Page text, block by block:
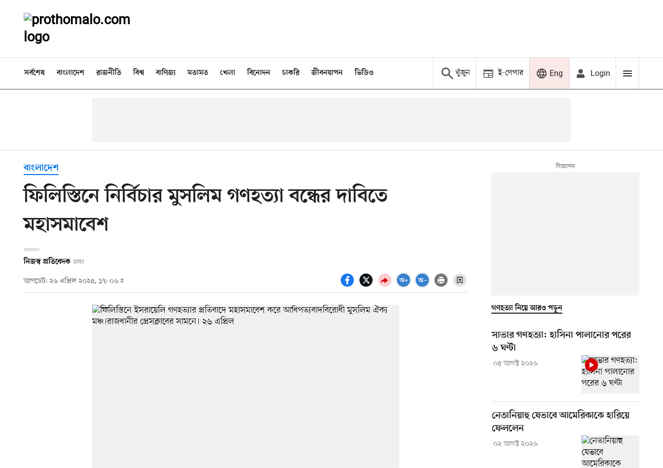
সর্বশেষ বাংলাদেশ রাজনীতি বিশ্ব বাণিজ্য মতামত খেলা বিনোদন চাকরি জীবনযাপন ভিডিও খুঁজুন ই-পেপার Eng Login
বাংলাদেশ
ফিলিস্তিনে নির্বিচার মুসলিম গণহত্যা বন্ধের দাবিতে
মহাসমাবেশ
নিজস্ব প্রতিবেদক ঢাকা
আপডেট: ২৬ এপ্রিল ২০২৫, ১৭: ০৬
গণহত্যা নিয়ে আরও পড়ুন
সাভার গণহত্যা: হাসিনা পালানোর পরের
৬ ঘণ্টা
০৫ আগস্ট ২০২৬
নেতানিয়াহু যেভাবে আমেরিকাকে হারিয়ে
ফেললেন
০২ আগস্ট ২০২৬